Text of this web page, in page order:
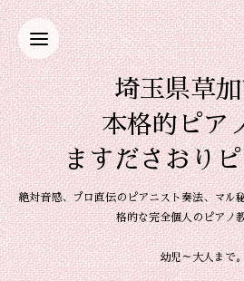
埼玉県草
本格的ピア
ますださおり
絶対音感、プロ直伝のピアニスト奏法、マル
格的な完全個人のピアノ
幼児～大人まで。